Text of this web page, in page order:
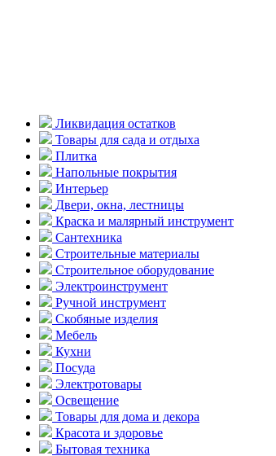
Ликвидация остатков
Товары для сада и отдыха
Плитка
Напольные покрытия
Интерьер
Двери, окна, лестницы
Краска и малярный инструмент
Сантехника
Строительные материалы
Строительное оборудование
Электроинструмент
Ручной инструмент
Скобяные изделия
Мебель
Кухни
Посуда
Электротовары
Освещение
Товары для дома и декора
Красота и здоровье
Бытовая техника